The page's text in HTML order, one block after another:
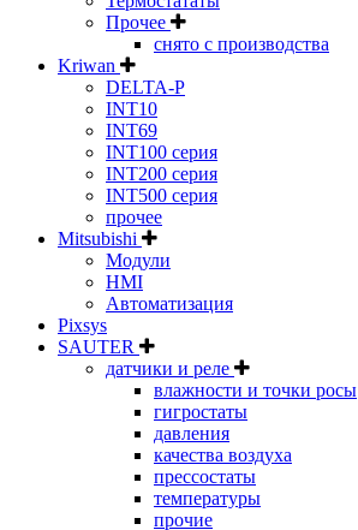
Прочее
снято с производства
Kriwan
DELTA-P
INT10
INT69
INT100 серия
INT200 серия
INT500 серия
прочее
Mitsubishi
Модули
HMI
Автоматизация
Pixsys
SAUTER
датчики и реле
влажности и точки росы
гигростаты
давления
качества воздуха
прессостаты
температуры
прочие